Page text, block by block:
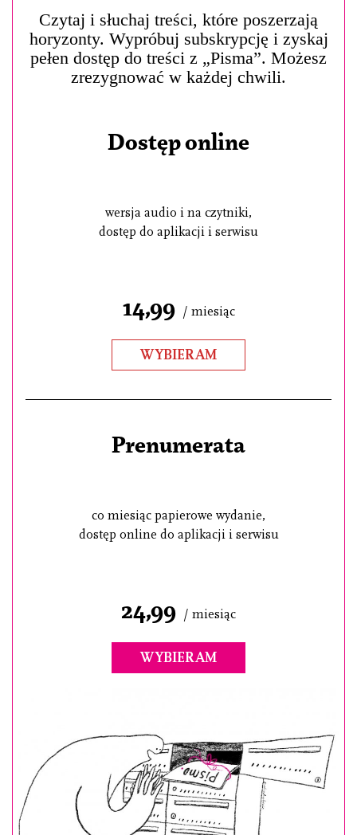
Czytaj i słuchaj treści, które poszerzają
horyzonty. Wypróbuj subskrypcję i zyskaj
pełen dostęp do treści z „Pisma”. Możesz
zrezygnować w każdej chwili.
Dostęp online
wersja audio i na czytniki,
dostęp do aplikacji i serwisu
14,99 / miesiąc
WYBIERAM
Prenumerata
co miesiąc papierowe wydanie,
dostęp online do aplikacji i serwisu
24,99 / miesiąc
WYBIERAM